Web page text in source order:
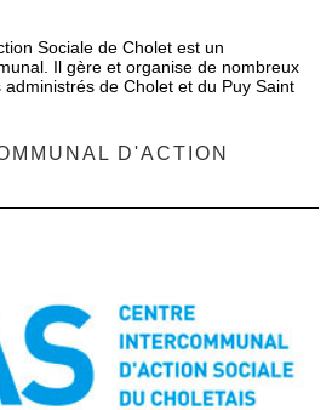
Sociale de Cholet est un
Il gère et organise de nombreux
de Cholet et du Puy Saint
D'ACTION